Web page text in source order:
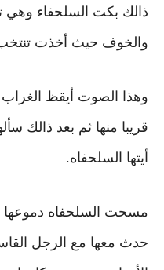
ذالك بكت السلحفاء وهي
والخوف حيث أخذت
وهذا الصوت أيقظ الغراب
قريبا منها ثم بعد ذالك
أيتها السلحفاه.
مسحت السلحفاه دموعها
حدث معها مع الرجل